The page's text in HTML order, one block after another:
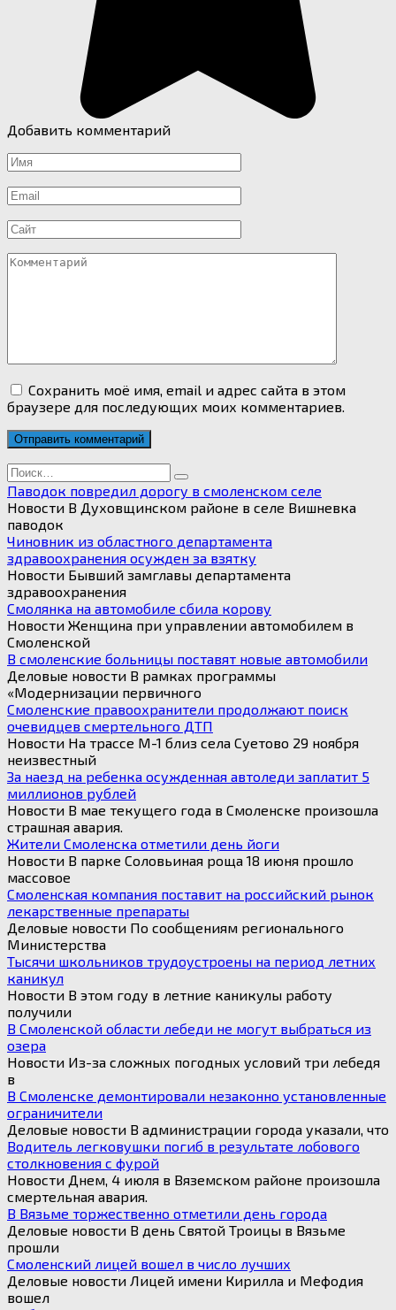
Добавить комментарий
Имя
*
Email
*
Сайт
Комментарий
Сохранить моё имя, email и адрес сайта в этом
браузере для последующих моих комментариев.
Search
for:
Паводок повредил дорогу в смоленском селе
Новости В Духовщинском районе в селе Вишневка
паводок
Чиновник из областного департамента
здравоохранения осужден за взятку
Новости Бывший замглавы департамента
здравоохранения
Смолянка на автомобиле сбила корову
Новости Женщина при управлении автомобилем в
Смоленской
В смоленские больницы поставят новые автомобили
Деловые новости В рамках программы
«Модернизации первичного
Смоленские правоохранители продолжают поиск
очевидцев смертельного ДТП
Новости На трассе М-1 близ села Суетово 29 ноября
неизвестный
За наезд на ребенка осужденная автоледи заплатит 5
миллионов рублей
Новости В мае текущего года в Смоленске произошла
страшная авария.
Жители Смоленска отметили день йоги
Новости В парке Соловьиная роща 18 июня прошло
массовое
Смоленская компания поставит на российский рынок
лекарственные препараты
Деловые новости По сообщениям регионального
Министерства
Тысячи школьников трудоустроены на период летних
каникул
Новости В этом году в летние каникулы работу
получили
В Смоленской области лебеди не могут выбраться из
озера
Новости Из-за сложных погодных условий три лебедя
в
В Смоленске демонтировали незаконно установленные
ограничители
Деловые новости В администрации города указали, что
Водитель легковушки погиб в результате лобового
столкновения с фурой
Новости Днем, 4 июля в Вяземском районе произошла
смертельная авария.
В Вязьме торжественно отметили день города
Деловые новости В день Святой Троицы в Вязьме
прошли
Смоленский лицей вошел в число лучших
Деловые новости Лицей имени Кирилла и Мефодия
вошел